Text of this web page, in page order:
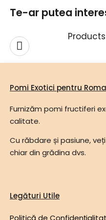
Te-ar putea
Pomi Exotici pentru
Furnizăm pomi fructiferi
calitate.
Cu răbdare și pasiune,
chiar din grădina dvs.
Legături Utile
Politică de